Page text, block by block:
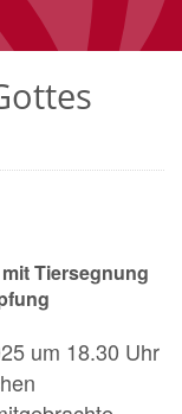
Tiersegnung
um 18.30 Uhr